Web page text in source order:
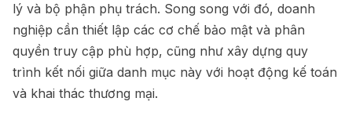
lý và bộ phận phụ trách. Song song với đó, doanh
nghiệp cần thiết lập các cơ chế bảo mật và phân
quyền truy cập phù hợp, cũng như xây dựng quy
trình kết nối giữa danh mục này với hoạt động kế toán
và khai thác thương mại.